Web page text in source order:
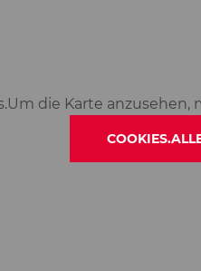
die Karte anzusehen,